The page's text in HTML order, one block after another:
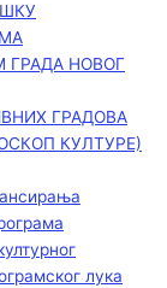
ГРАДА НОВОГ
ГРАДОВА
КУЛТУРЕ)
лука